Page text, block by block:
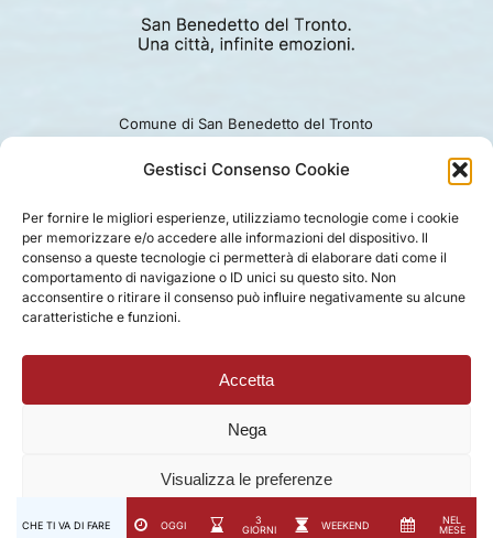
Gestisci Consenso Cookie
Per fornire le migliori esperienze, utilizziamo tecnologie come i cookie
per memorizzare e/o accedere alle informazioni del dispositivo. Il
consenso a queste tecnologie ci permetterà di elaborare dati come il
comportamento di navigazione o ID unici su questo sito. Non
acconsentire o ritirare il consenso può influire negativamente su alcune
caratteristiche e funzioni.
Accetta
Nega
Visualizza le preferenze
CHE TI VA DI FARE OGGI
3
GIORNI
WEEKEND
NEL
MESE
Comune di San Benedetto del Tronto
Ufficio turismo: 0735.794229
PRIVACY |COOKIE | LEGAL |DISCLAIMER